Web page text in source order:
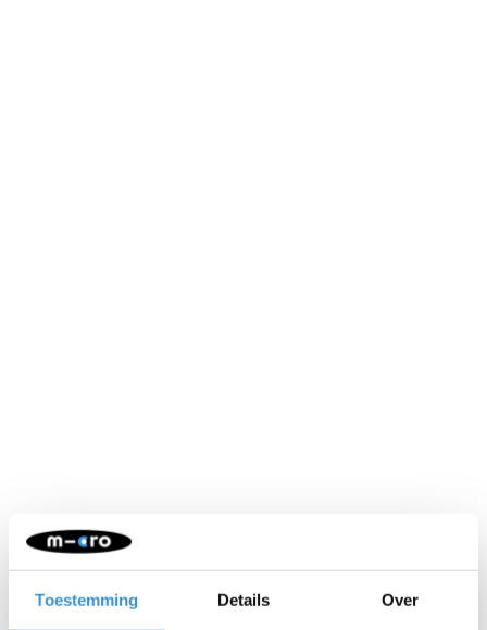
Toestemming Details Over
Neem contact op
Naam: